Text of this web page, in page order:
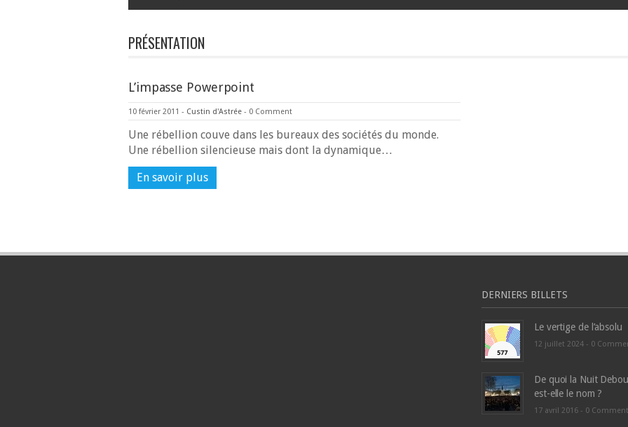
PRÉSENTATION
L’impasse Powerpoint
10 février 2011 - Custin d'Astrée - 0 Comment
Une rébellion couve dans les bureaux des sociétés du monde.
Une rébellion silencieuse mais dont la dynamique…
En savoir plus
DERNIERS BILLETS
Le vertige de l’absolu
12 juillet 2024 - 0
De quoi la Nuit
est-elle le nom ?
17 avril 2016 - 0 Comment